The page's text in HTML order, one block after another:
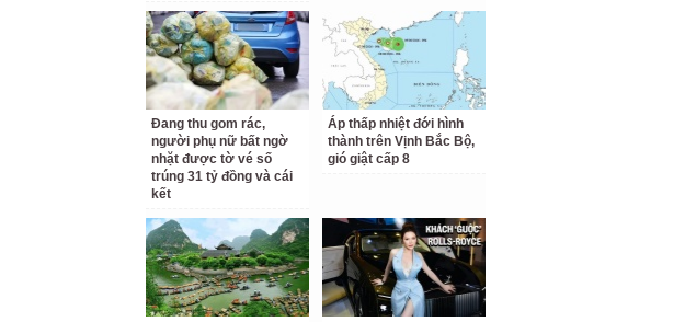
Đang thu gom rác,
người phụ nữ bất ngờ
nhặt được tờ vé số
trúng 31 tỷ đồng và cái
kết
Áp thấp nhiệt đới hình
thành trên Vịnh Bắc Bộ,
gió giật cấp 8